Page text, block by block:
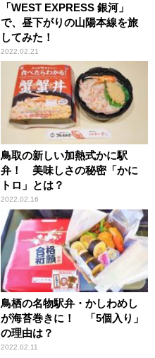
「WEST EXPRESS 銀河」
で、昼下がりの山陽本線を旅
してみた！
2022.02.21
鳥取の新しい加熱式かに駅
弁！ 美味しさの秘密「かに
トロ」とは？
2022.02.16
鳥栖の名物駅弁・かしわめし
が海苔巻きに！ 「5個入り」
の理由は？
2022.02.11